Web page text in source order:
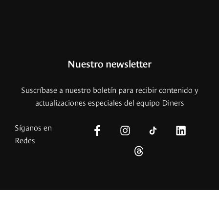
Nuestro newsletter
Suscríbase a nuestro boletín para recibir contenido y
actualizaciones especiales del equipo Diners
Síganos en
Redes